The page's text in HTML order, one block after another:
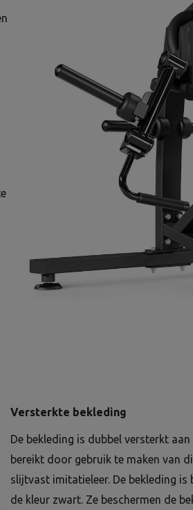
Versterkte bekleding
De bekleding is dubbel versterkt
bereikt door gebruik te maken van
slijtvast imitatieleer. De bekleding
de kleur zwart. Ze beschermen de